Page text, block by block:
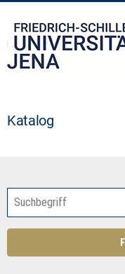
Katalog